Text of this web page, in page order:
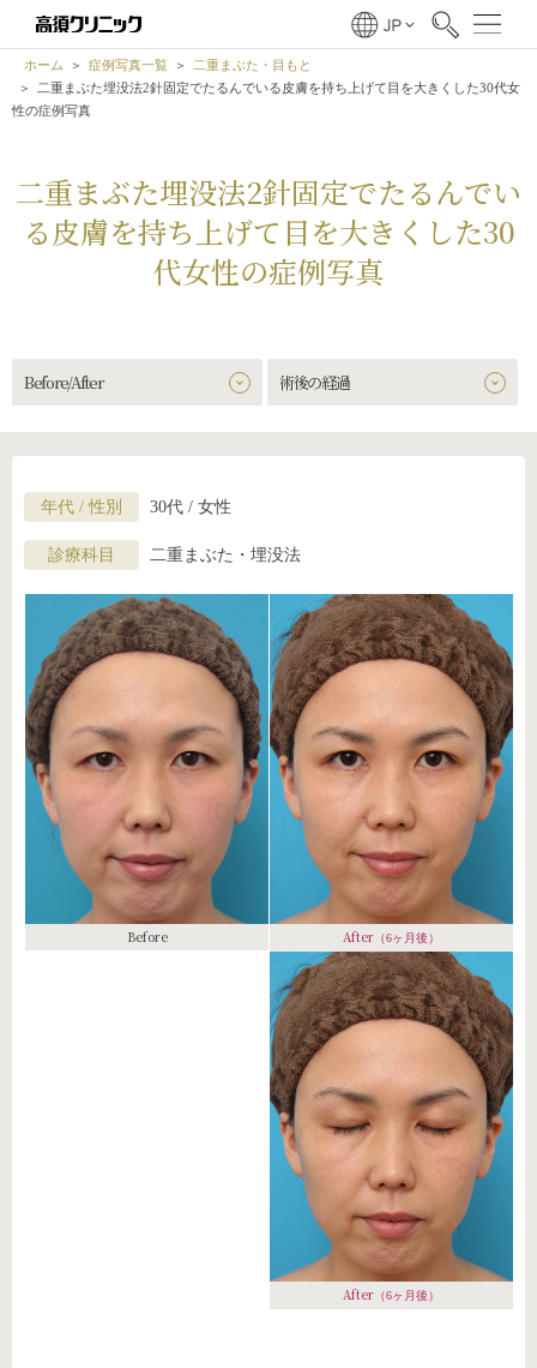
ホーム 症例写真一覧
二重まぶた・目もと
二重まぶた埋没法2針固定でたるんでいる皮膚を持ち上げて目を大きくした30代女
性の症例写真
二重まぶた埋没法2針固定でたるんでい
る皮膚を持ち上げて目を大きくした30
代女性の症例写真
Before/After 術後の経過
年代 / 性別 30代 / 女性
診療科目 二重まぶた・埋没法
Before After （6ヶ月後）
After （6ヶ月後）